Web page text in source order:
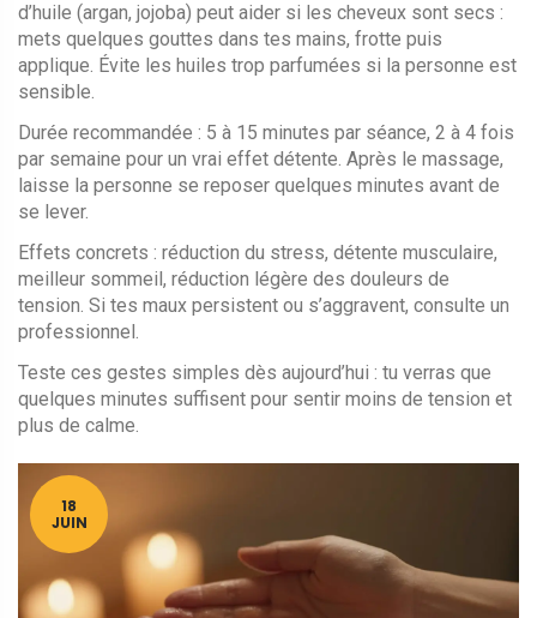
d’huile (argan, jojoba) peut aider si les cheveux sont secs :
mets quelques gouttes dans tes mains, frotte puis
applique. Évite les huiles trop parfumées si la personne est
sensible.
Durée recommandée : 5 à 15 minutes par séance, 2 à 4 fois
par semaine pour un vrai effet détente. Après le massage,
laisse la personne se reposer quelques minutes avant de
se lever.
Effets concrets : réduction du stress, détente musculaire,
meilleur sommeil, réduction légère des douleurs de
tension. Si tes maux persistent ou s’aggravent, consulte un
professionnel.
Teste ces gestes simples dès aujourd’hui : tu verras que
quelques minutes suffisent pour sentir moins de tension et
plus de calme.
18
JUIN